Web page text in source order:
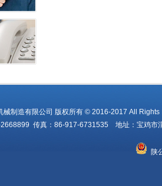
械制造有限公司 版权所有 © 2016-2017 All
2668899 传真：86-917-6731535 地址：宝鸡市
陕